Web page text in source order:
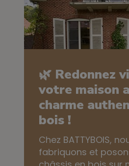
🌿 Redonnez
votre maison
charme
bois !
Chez BATTYBOIS,
fabriquons et